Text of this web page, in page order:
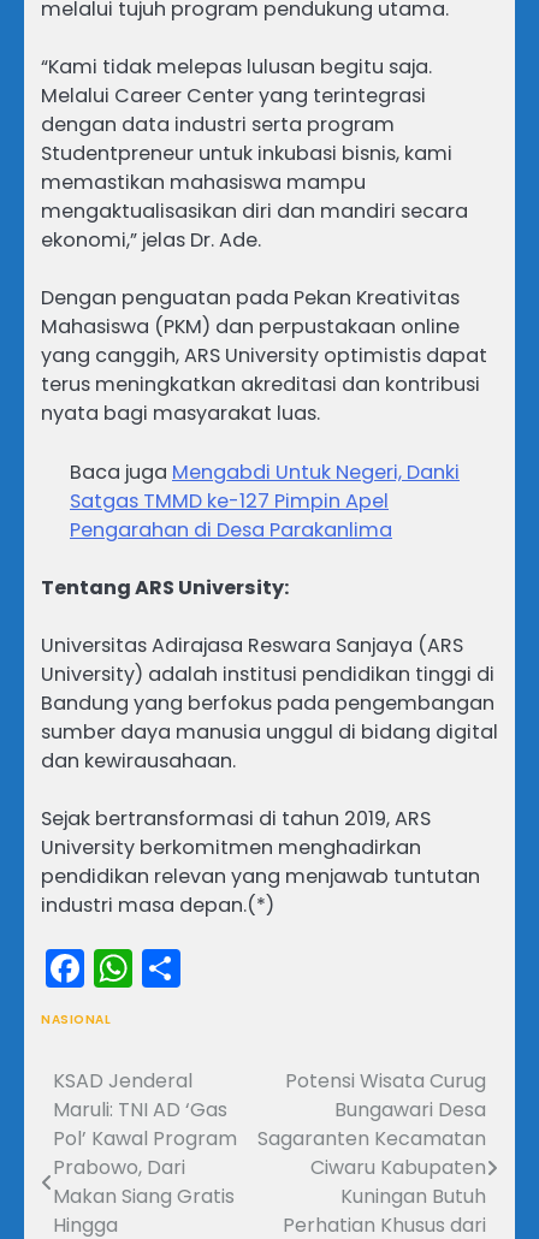
melalui tujuh program pendukung utama.
“Kami tidak melepas lulusan begitu saja.
Melalui Career Center yang terintegrasi
dengan data industri serta program
Studentpreneur untuk inkubasi bisnis, kami
memastikan mahasiswa mampu
mengaktualisasikan diri dan mandiri secara
ekonomi,” jelas Dr. Ade.
Dengan penguatan pada Pekan Kreativitas
Mahasiswa (PKM) dan perpustakaan online
yang canggih, ARS University optimistis dapat
terus meningkatkan akreditasi dan kontribusi
nyata bagi masyarakat luas.
Baca juga Mengabdi Untuk Negeri, Danki
Satgas TMMD ke-127 Pimpin Apel
Pengarahan di Desa Parakanlima
Tentang ARS University:
Universitas Adirajasa Reswara Sanjaya (ARS
University) adalah institusi pendidikan tinggi di
Bandung yang berfokus pada pengembangan
sumber daya manusia unggul di bidang digital
dan kewirausahaan.
Sejak bertransformasi di tahun 2019, ARS
University berkomitmen menghadirkan
pendidikan relevan yang menjawab tuntutan
industri masa depan.(*)
Facebook
WhatsApp
NASIONAL
Navigasi
pos
KSAD Jenderal
Maruli: TNI AD ‘Gas
Pol’ Kawal Program
Prabowo, Dari
Makan Siang Gratis
Hingga
Potensi Wisata Curug
Bungawari Desa
Sagaranten Kecamatan
Ciwaru Kabupaten
Kuningan Butuh
Perhatian Khusus dari